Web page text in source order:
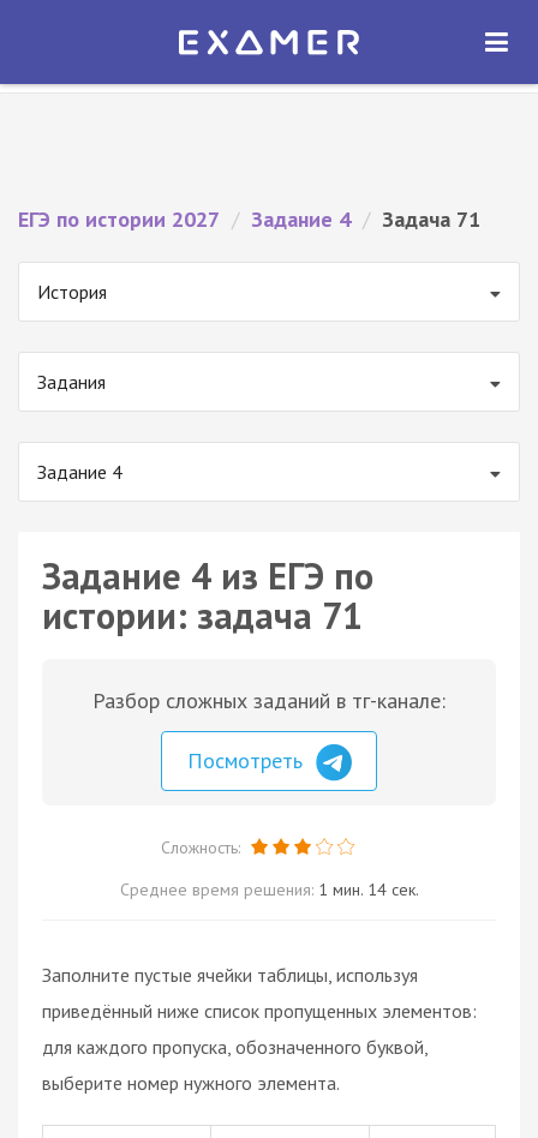
Экзамер — ЕГЭ 2027
ОТКРЫТЬ
ЕГЭ по истории 2027 / Задание 4 / Задача 71
История
Задания
Задание 4
Задание 4 из ЕГЭ по
истории: задача 71
Разбор сложных заданий в тг-канале:
Посмотреть
Сложность:
Среднее время решения: 1 мин. 14 сек.
Заполните пустые ячейки таблицы, используя
приведённый ниже список пропущенных элементов:
для каждого пропуска, обозначенного буквой,
выберите номер нужного элемента.